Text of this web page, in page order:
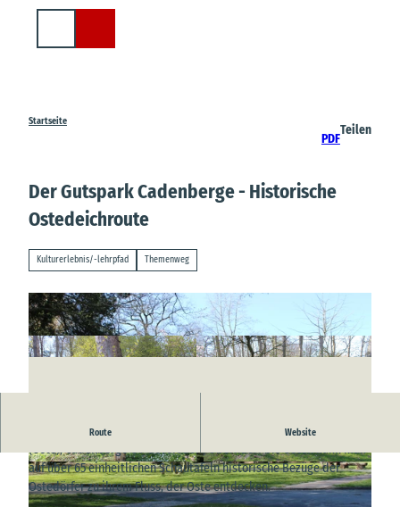
Startseite
PDF
Teilen
Der Gutspark Cadenberge - Historische
Ostedeichroute
Kulturerlebnis/-lehrpfad Themenweg
© A.Bruening |CC-BY © A.Bruening |CC-BY
Route Website
Entlang der historischen Ostedeichroute von Belum über Neuhaus
(Oste), Cadenberge OT Geversdorf, Oberndorf bis Osten kann man
auf über 65 einheitlichen Schautafeln historische Bezüge der
Ostedörfer zu ihrem Fluss, der Oste entdecken.